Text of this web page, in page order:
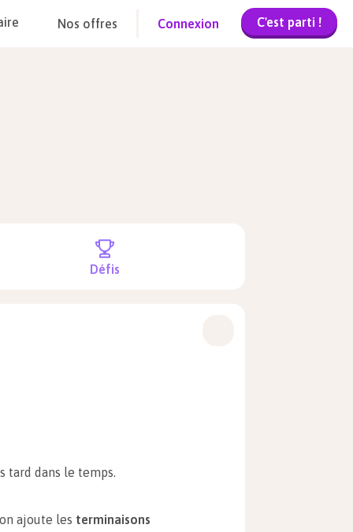
Nos offres Connexion C'est parti !
Défis
tard dans le temps.
ajoute les terminaisons